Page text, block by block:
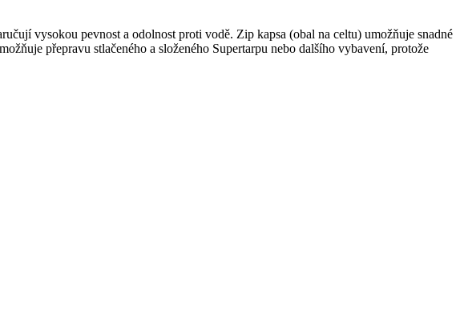
vysokou pevnost a odolnost proti vodě. Zip kapsa (obal na celtu) umožňuje snadné
přepravu stlačeného a složeného Supertarpu nebo dalšího vybavení, protože